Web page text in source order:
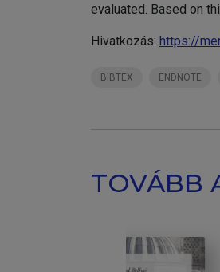
evaluated. Based on
Hivatkozás: https://
BIBTEX ENDNOTE
TOVÁBB